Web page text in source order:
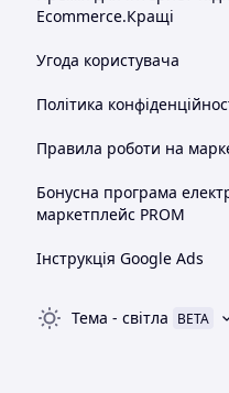
Ecommerce.Кращі
Угода користувача
Політика
Правила роботи на
Бонусна програма
маркетплейс PROM
Інструкція Google Ads
Тема - світла BETA